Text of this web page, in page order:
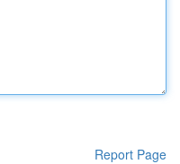
Report Page